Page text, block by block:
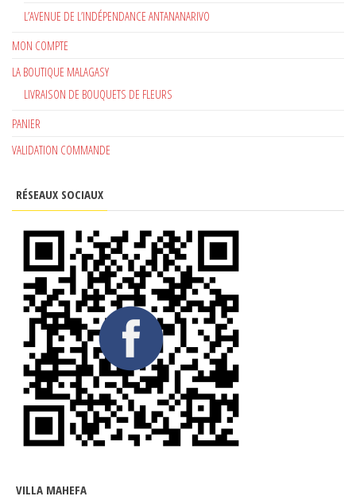
L’AVENUE DE L’INDÉPENDANCE ANTANANARIVO
MON COMPTE
LA BOUTIQUE MALAGASY
LIVRAISON DE BOUQUETS DE FLEURS
PANIER
VALIDATION COMMANDE
RÉSEAUX SOCIAUX
VILLA MAHEFA